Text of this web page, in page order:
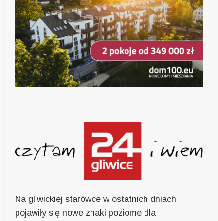
Na gliwickiej starówce w ostatnich dniach
pojawiły się nowe znaki poziome dla